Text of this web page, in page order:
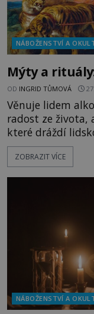
NÁBOŽENSTVÍ A
Mýty a
OD INGRID TŮMOVÁ
Věnuje lidem
radost ze života,
které dráždí
doopravdy
Bakchus? Mytologický příběh řeckého boha
ZOBRAZIT VÍCE
NÁBOŽENSTVÍ A